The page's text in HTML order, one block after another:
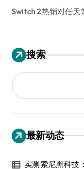
Switch 2热销对任天
搜索
最新动态
实测索尼黑科技